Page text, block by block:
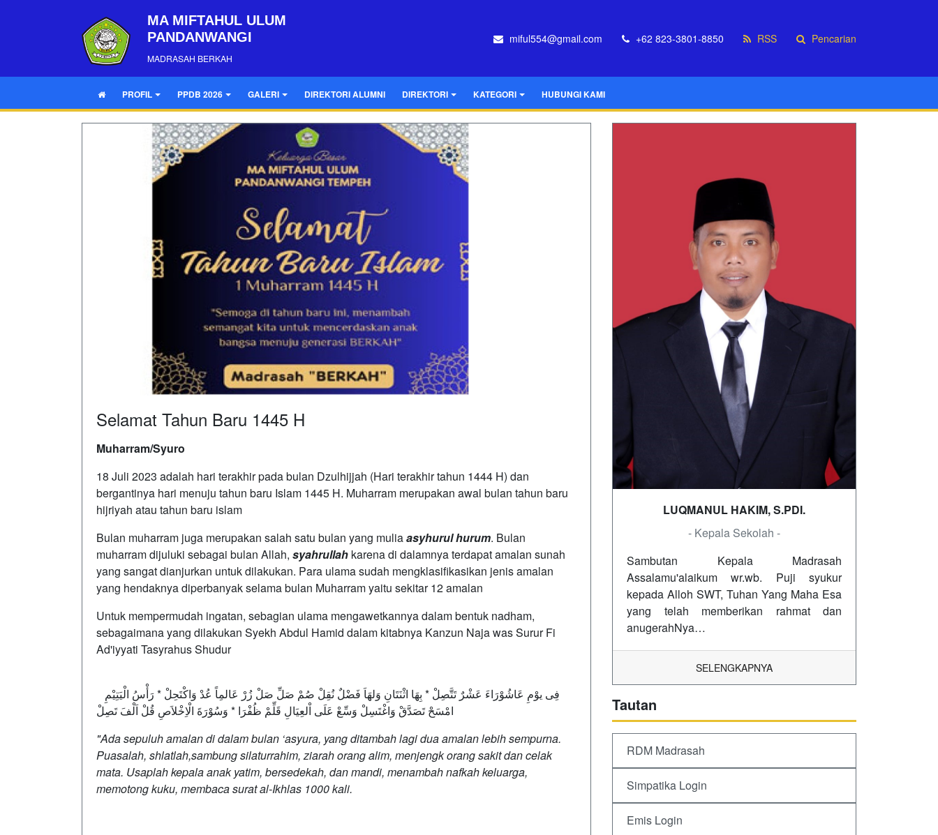
MA MIFTAHUL ULUM
PANDANWANGI
MADRASAH BERKAH
miful554@gmail.com +62 823-3801-8850 RSS Pencarian
PROFIL PPDB 2026 GALERI DIREKTORI ALUMNI DIREKTORI KATEGORI HUBUNGI KAMI
Selamat Tahun Baru 1445 H
Muharram/Syuro
18 Juli 2023 adalah hari terakhir pada bulan Dzulhijjah (Hari terakhir tahun 1444 H) dan
bergantinya hari menuju tahun baru Islam 1445 H. Muharram merupakan awal bulan tahun baru
hijriyah atau tahun baru islam
Bulan muharram juga merupakan salah satu bulan yang muliaasyhurul hurum. Bulan
muharram dijuluki sebagai bulan Allah, syahrullah karena di dalamnya terdapat amalan sunah
yang sangat dianjurkan untuk dilakukan. Para ulama sudah mengklasifikasikan jenis amalan
yang hendaknya diperbanyak selama bulan Muharram yaitu sekitar 12 amalan
Untuk mempermudah ingatan, sebagian ulama mengawetkannya dalam bentuk nadham,
sebagaimana yang dilakukan Syekh Abdul Hamid dalam kitabnya Kanzun Naja was Surur Fi
Ad'iyyati Tasyrahus Shudur
امْسَحْ تَصَدَّقْ وَاغْتَسِلْ وَسِّعْ عَلَى اْلعِيَالِ قَلِّمْ ظُفْرَا * وَسُوْرَةَ الْاِخْلاَصِ قُلْ اَلْفَ تَصِلْ
"Ada sepuluh amalan di dalam bulan ‘asyura, yang ditambah lagi dua amalan lebih sempurna.
Puasalah, shlatlah,sambung silaturrahim, ziarah orang alim, menjengk orang sakit dan celak
mata. Usaplah kepala anak yatim, bersedekah, dan mandi, menambah nafkah keluarga,
memotong kuku, membaca surat al-Ikhlas 1000 kali.
LUQMANUL HAKIM, S.PDI.
- Kepala Sekolah -
Sambutan Kepala Madrasah
Assalamu'alaikum wr.wb. Puji syukur
kepada Alloh SWT, Tuhan Yang Maha Esa
yang telah memberikan rahmat dan
anugerahNya…
SELENGKAPNYA
Tautan
RDM Madrasah
Simpatika Login
Emis Login